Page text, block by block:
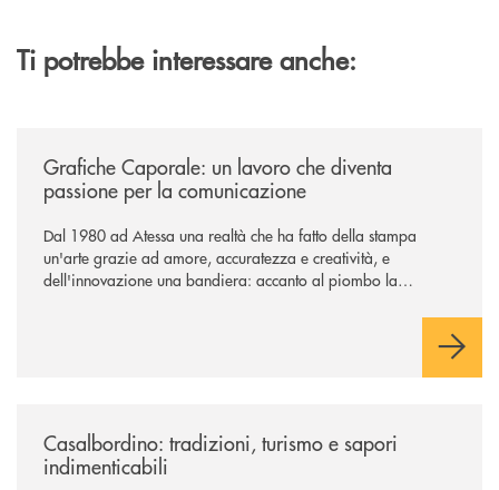
Ti potrebbe interessare anche:
Grafiche Caporale: un lavoro che diventa
passione per la comunicazione
Dal 1980 ad Atessa una realtà che ha fatto della stampa
un'arte grazie ad amore, accuratezza e creatività, e
dell'innovazione una bandiera: accanto al piombo la
Casalbordino: tradizioni, turismo e sapori
indimenticabili